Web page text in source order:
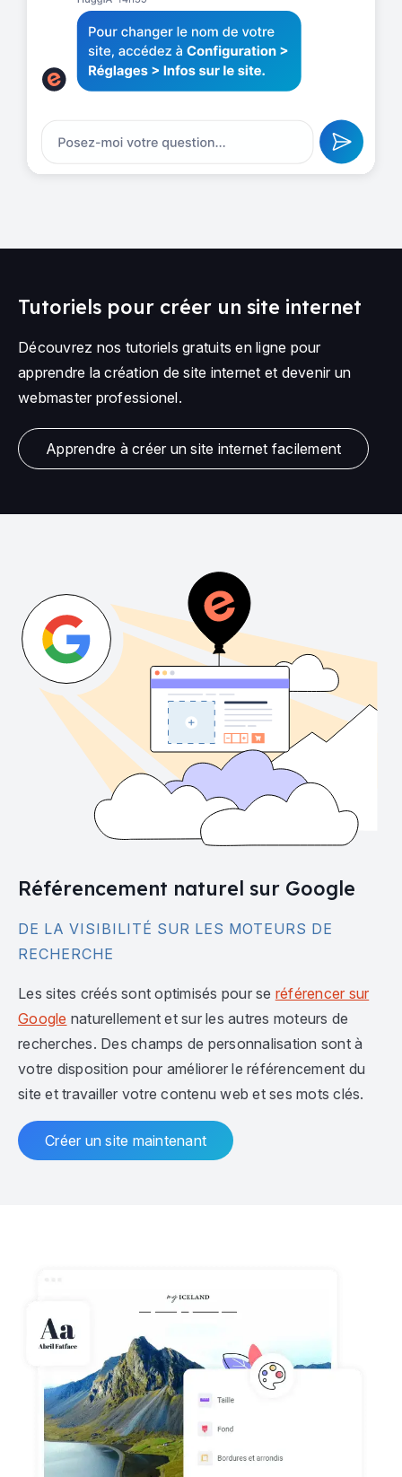
Tutoriels pour créer un site internet
Découvrez nos tutoriels gratuits en ligne pour
apprendre la création de site internet et devenir un
webmaster professionel.
Apprendre à créer un site internet facilement
Référencement naturel sur Google
DE LA VISIBILITÉ SUR LES MOTEURS DE
RECHERCHE
Les sites créés sont optimisés pour se référencer sur
Google naturellement et sur les autres moteurs de
recherches. Des champs de personnalisation sont à
votre disposition pour améliorer le référencement du
site et travailler votre contenu web et ses mots clés.
Créer un site maintenant